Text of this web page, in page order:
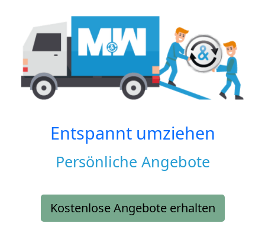
Entspannt umziehen
Persönliche Angebote
Kostenlose Angebote erhalten